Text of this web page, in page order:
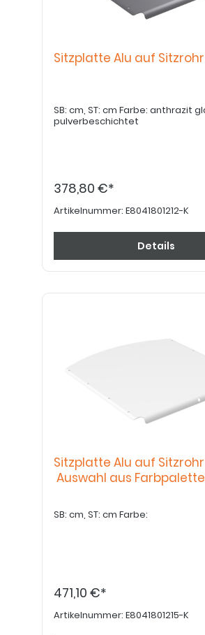
Sitzplatte Alu auf Sitzrohr
SB: cm, ST: cm Farbe: anthrazit glanz/matt
pulverbeschichtet
378,80 €*
Artikelnummer: E8041801212-K
Details
Sitzplatte Alu auf Sitzrohr
Auswahl aus Farbpalette
SB: cm, ST: cm Farbe:
471,10 €*
Artikelnummer: E8041801215-K